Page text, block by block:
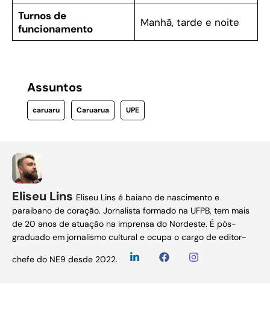
Turnos de
funcionamento
Manhã, tarde e noite
Assuntos
caruaru Caruarua UPE
Eliseu Lins Eliseu Lins é baiano de nascimento e
paraibano de coração. Jornalista formado na UFPB, tem mais
de 20 anos de atuação na imprensa do Nordeste. É pós-
graduado em jornalismo cultural e ocupa o cargo de editor-
chefe do NE9 desde 2022.